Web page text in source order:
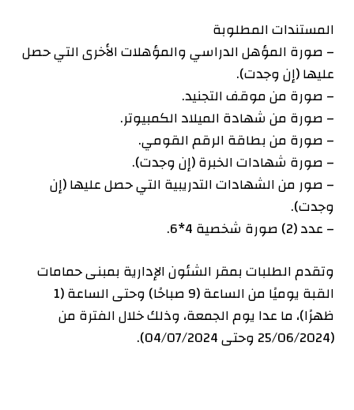
المستندات المطلوبة
– صورة المؤهل الدراسي والمؤهلات الأخرى التي حصل
عليها (إن وجدت).
– صورة من موقف التجنيد.
– صورة من شهادة الميلاد الكمبيوتر.
– صورة من بطاقة الرقم القومي.
– صورة شهادات الخبرة (إن وجدت).
– صور من الشهادات التدريبية التي حصل عليها (إن
وجدت).
– عدد (2) صورة شخصية 4*6.
وتقدم الطلبات بمقر الشئون الإدارية بمبنى حمامات
القبة يوميًا من الساعة (9 صباحًا) وحتى الساعة (1
ظهرًا)، ما عدا يوم الجمعة، وذلك خلال الفترة من
(25/06/2024 وحتى 04/07/2024).